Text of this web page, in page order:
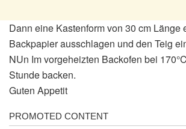
Dann eine Kastenform von 30 cm Länge
Backpapier ausschlagen und den Teig
NUn Im vorgeheizten Backofen bei
Stunde backen.
Guten Appetit